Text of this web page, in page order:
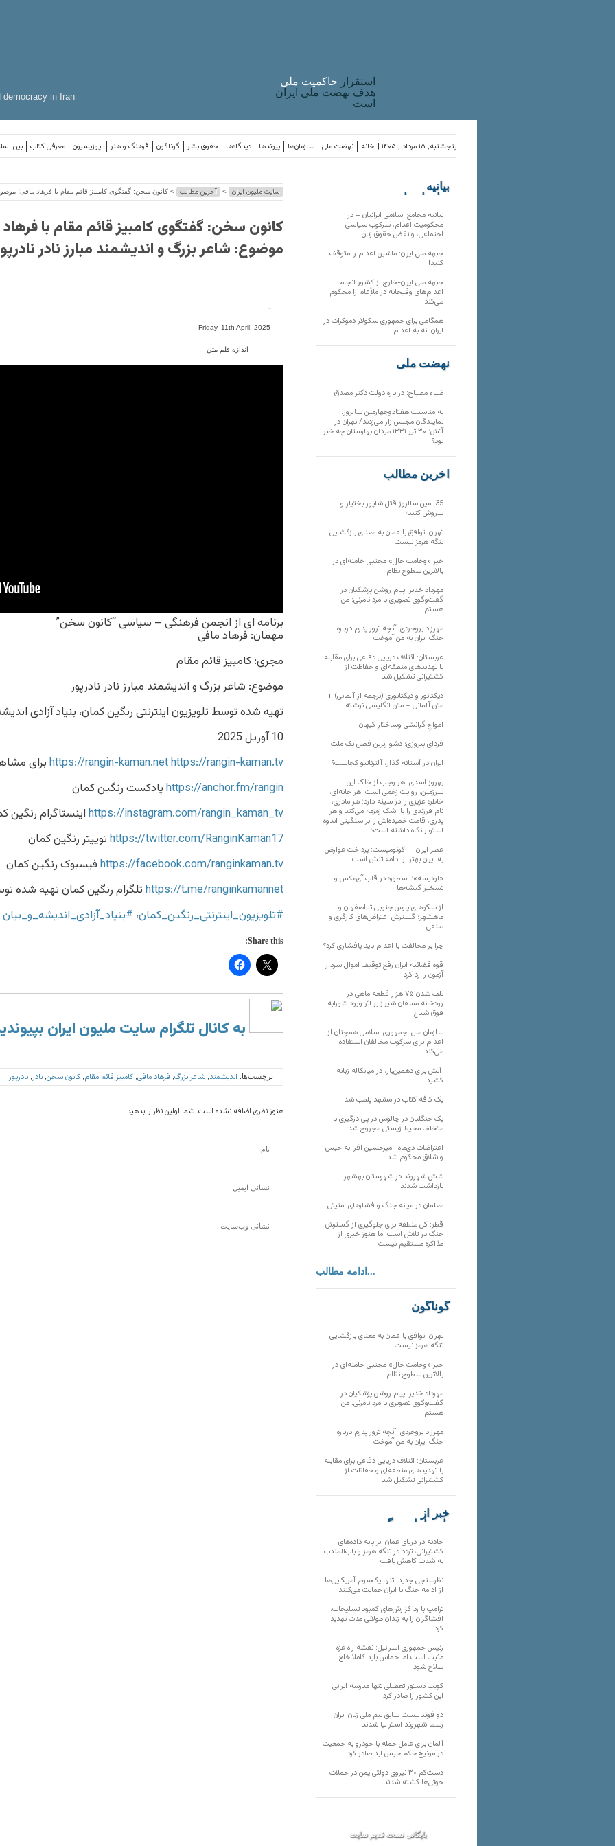
democracy in Iran
استقرار حاکميت ملی
هدف نهضت ملی ایران
است
بین معرفی کتاب اپوزیسیون فرهنگ و هنر گوناگون حقوق بشر دیدگاه‌ها پیوندها سازمان‌ها نهضت ملی خانه پنجشنبه, ۱۵ مرداد , ۱۴۰۵ |
سایت ملیون ایران > آخرین مطالب > کانون سخن: گفتگوی کامبیز قائم مقام با فرهاد مافی؛
کانون سخن: گفتگوی کامبیز قائم مقام با فرهاد
موضوع: شاعر بزرگ و‌ اندیشمند مبارز نادر
-
Friday, 11th April, 2025
اندازه قلم متن
برنامه ای از انجمن فرهنگی – سیاسی “کانون سخن”
مهمان: فرهاد مافی
مجری: کامبیز قائم مقام
موضوع: شاعر بزرگ و‌ اندیشمند مبارز نادر نادرپور
تهیه شده توسط تلویزیون اینترنتی رنگین کمان، بنیاد آزادی
10 آوریل 2025
https://rangin-kaman.nethttps://rangin-kaman.tv
برای
https://anchor.fm/ranginپادکست رنگین کمان
https://instagram.com/rangin_kaman_tvاینستاگرام رنگین
https://twitter.com/RanginKaman17توییتر رنگین کمان
https://facebook.com/ranginkaman.tvفیسبوک رنگین کمان
https://t.me/ranginkamannetتلگرام رنگین کمان تهیه شده
#تلویزیون_اینترنتی_رنگین_کمان، #بنیاد_آزادی_اندیشه_و_بیان
Share this:
به کانال تلگرام سایت ملیون ایران
برچسب‌ها: اندیشمند شاعر بزرگ فرهاد مافی کامبیز قائم مقام کانون سخن نادر نادرپور
هنوز نظری اضافه نشده است. شما اولین نظر را بدهید.
بیانیه
سازمان‌های
بیانیه مجامع اسلامی ایرانیان – در
محکومیت اعدام، سرکوب سیاسی–
اجتماعی، و نقض حقوق زنان
جبهه ملی ایران: ماشین اعدام را متوقف
کنید!
جبهه ملی ایران-خارج از کشور انجام
اعدام‌های وقیحانه در ملأِعام را محکوم
می‌کند
همگامی برای جمهوری سکولار دموکرات در
ایران: نه به اعدام
نهضت ملی
ضیاء مصباح: در باره دولت دکتر مصدق
به مناسبت هفتادوچهارمین سالروز:
نمایندگان مجلس زار می‌زدند/ تهران در
آتش؛ ۳۰ تیر ۱۳۳۱ میدان بهارستان چه خبر
بود؟
آخرین مطالب
35 امین سالروز قتل شاپور بختیار و
سروش کتیبه
تهران: توافق با عمان به معنای بازگشایی
تنگه هرمز نیست
خبر «وخامت حال» مجتبی خامنه‌ای در
بالاترین سطوح نظام
مهرداد خدیر: پیام روشن پزشکیان در
گفت‌و‌گوی تصویری با مرد نامرئی: من
هستم!
مهرزاد بروجردی: آنچه ترور پدرم درباره
جنگ ایران به من آموخت
عربستان: ائتلاف دریایی دفاعی برای مقابله
با تهدیدهای منطقه‌ای و حفاظت از
کشتیرانی تشکیل شد
دیکتاتور و دیکتاتوری (ترجمه از آلمانی) +
متن آلمانی + متن انگلیسی نوشته
‌امواجِ گرانشی وساختارِ کیهان
فردای پیروزی؛ دشوارترین فصل یک ملت
ایران در آستانه گذار، آلترناتیو کجاست؟
بهروز اسدی: هر وجب از خاک‌ این
سرزمین، روایت زخمی است؛ هر خانه‌ای،
خاطره عزیزی را در سینه دارد؛ هر مادری،
نام فرزندی را با اشک زمزمه می‌کند و هر
پدری، قامت خمیده‌اش را بر سنگینی اندوه
استوار نگاه داشته است؟
عصر ایران – اکونومیست: پرداخت عوارض
به ایران بهتر از ادامه تنش است
«اودیسه»؛ اسطوره در قاب آی‌مکس و
تسخیر گیشه‌ها
از سکوهای پارس جنوبی تا اصفهان و
ماهشهر؛ گسترش اعتراض‌های کارگری و
صنفی
چرا بر مخالفت با اعدام باید پافشاری کرد؟
قوه قضائیه ایران رفع توقیف اموال سردار
آزمون را رد کرد
تلف شدن ۷۵ هزار قطعه ماهی در
رودخانه مسقان شیراز بر اثر ورود شورابه
فوق‌اشباع
سازمان ملل: جمهوری اسلامی همچنان از
اعدام برای سرکوب مخالفان استفاده
می‌کند
آتش برای دهمین‌بار، در میانکاله زبانه
کشید
یک کافه کتاب در مشهد پلمب شد
یک جنگلبان در چالوس در پی درگیری با
متخلف محیط زیستی مجروح شد
اعتراضات دی‌ماه؛ امیرحسین افرا به حبس
و شلاق محکوم شد
شش شهروند در شهرستان بهشهر
بازداشت شدند
معلمان در میانه جنگ و فشارهای امنیتی
قطر: کل منطقه برای جلوگیری از گسترش
جنگ در تلاش است اما هنوز خبری از
مذاکره مستقیم نیست
ادامه مطالب...
گوناگون
تهران: توافق با عمان به معنای بازگشایی
تنگه هرمز نیست
خبر «وخامت حال» مجتبی خامنه‌ای در
بالاترین سطوح نظام
مهرداد خدیر: پیام روشن پزشکیان در
گفت‌و‌گوی تصویری با مرد نامرئی: من
هستم!
مهرزاد بروجردی: آنچه ترور پدرم درباره
جنگ ایران به من آموخت
عربستان: ائتلاف دریایی دفاعی برای مقابله
با تهدیدهای منطقه‌ای و حفاظت از
کشتیرانی تشکیل شد
خبر از
تارنماهای دیگر
حادثه در دریای عمان؛ بر پایه داده‌های
کشتیرانی، تردد در تنگه هرمز و باب‌المندب
به شدت کاهش یافت
نظرسنجی جدید: تنها یک‌سوم آمریکایی‌ها
از ادامه جنگ با ایران حمایت می‌کنند
ترامپ با رد گزارش‌های کمبود تسلیحات،
افشاگران را به زندان طولانی مدت تهدید
کرد
رئیس‌ جمهوری اسرائیل: نقشه راه غزه
مثبت است اما حماس باید کاملا خلع
سلاح شود
کویت دستور تعطیلی تنها مدرسه ایرانی
این کشور را صادر کرد
دو فوتبالیست سابق تیم ملی زنان ایران
رسما شهروند استرالیا شدند
آلمان برای عامل حمله با خودرو به جمعیت
در مونیخ حکم حبس ابد صادر کرد
دست‌کم ۳۰ نیروی دولتی یمن در حملات
حوثی‌ها کشته شدند
بایگانی نسخه قدیم سایت